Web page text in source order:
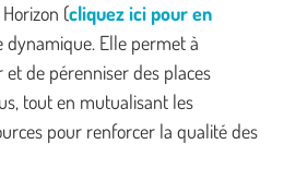
(cliquez ici pour en
dynamique. Elle permet à
et de pérenniser des places
tout en mutualisant les
pour renforcer la qualité des